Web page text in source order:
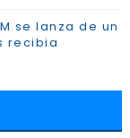
se lanza de un
recibia